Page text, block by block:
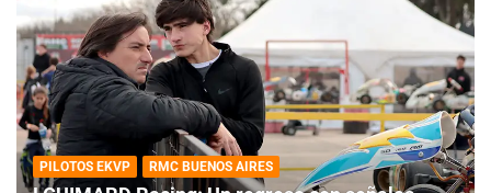
PILOTOS EKVP RMC BUENOS AIRES